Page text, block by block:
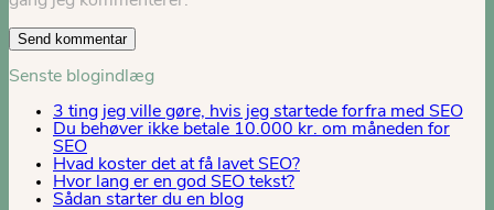
Senste blogindlæg
3 ting jeg ville gøre, hvis jeg startede forfra med SEO
Du behøver ikke betale 10.000 kr. om måneden for
SEO
Hvad koster det at få lavet SEO?
Hvor lang er en god SEO tekst?
Sådan starter du en blog